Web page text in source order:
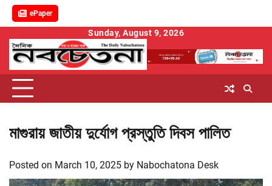
ePaper
content
Sunday, August 9, 2026
মাগুরায় জাতীয় দুর্যোগ প্রস্তুতি দিবস পালিত
Posted on March 10, 2025 by Nabochatona Desk